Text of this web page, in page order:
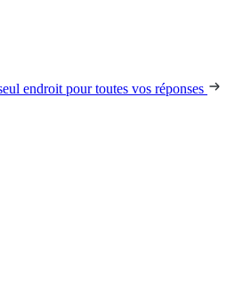
endroit pour toutes vos réponses